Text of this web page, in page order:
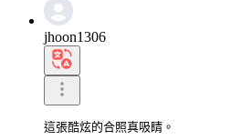
jhoon1306
這張酷炫的合照真吸睛。